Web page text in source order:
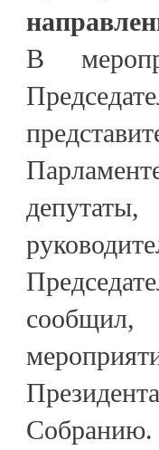
В
сообщил,